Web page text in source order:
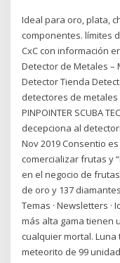
Ideal para oro, plata,
componentes. límites
CxC con información
Detector de Metales –
Detector Tienda
detectores de metales
PINPOINTER SCUBA
decepciona al
Nov 2019 Consentio
comercializar frutas y
en el negocio de
de oro y 137
Temas · Newsletters
más alta gama tienen
cualquier mortal.
meteorito de 99